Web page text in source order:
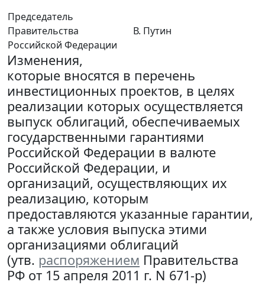
Председатель
Правительства
Российской Федерации
В. Путин
Изменения,
которые вносятся в перечень
инвестиционных проектов, в целях
реализации которых осуществляется
выпуск облигаций, обеспечиваемых
государственными гарантиями
Российской Федерации в валюте
Российской Федерации, и
организаций, осуществляющих их
реализацию, которым
предоставляются указанные гарантии,
а также условия выпуска этими
организациями облигаций
(утв. распоряжением Правительства
РФ от 15 апреля 2011 г. N 671-р)